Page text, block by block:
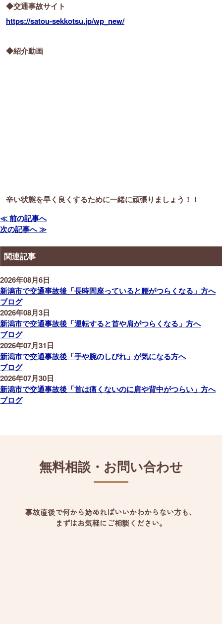
◆交通事故サイト
https://satou-sekkotsu.jp/wp_new/
◆紹介動画
辛い状態を早く良くするために一緒に頑張りましょう！！
≪ 前の記事へ
次の記事へ ≫
関連記事
2026年08月6日
新潟市で交通事故後「長時間座っていると腰がつらくなる」方へ
ブログ
2026年08月3日
新潟市で交通事故後「運転すると首や肩がつらくなる」方へ
ブログ
2026年07月31日
新潟市で交通事故後「手や腕のしびれ」が気になる方へ
ブログ
2026年07月30日
新潟市で交通事故後「首は痛くないのに肩や背中がつらい」方へ
ブログ
無料相談・お問い合わせ
事故直後で何から始めればいいかわからない方も、
まずはお気軽にご相談ください。